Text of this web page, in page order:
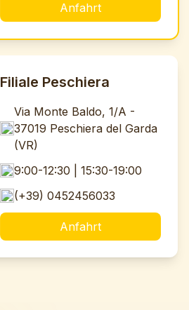
Anfahrt
Filiale Peschiera
Via Monte Baldo, 1/A -
37019 Peschiera del Garda
(VR)
9:00-12:30 | 15:30-19:00
(+39) 0452456033
Anfahrt